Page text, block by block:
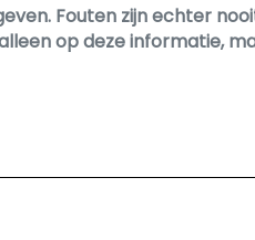
Fouten zijn echter
op deze informatie,